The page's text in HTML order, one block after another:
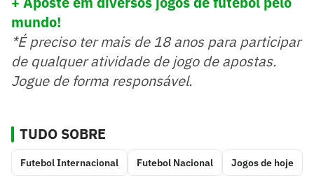
mundo!
*É preciso ter mais de 18 anos para participar
de qualquer atividade de jogo de apostas.
Jogue de forma responsável.
TUDO SOBRE
Futebol Internacional Futebol Nacional Jogos de hoje